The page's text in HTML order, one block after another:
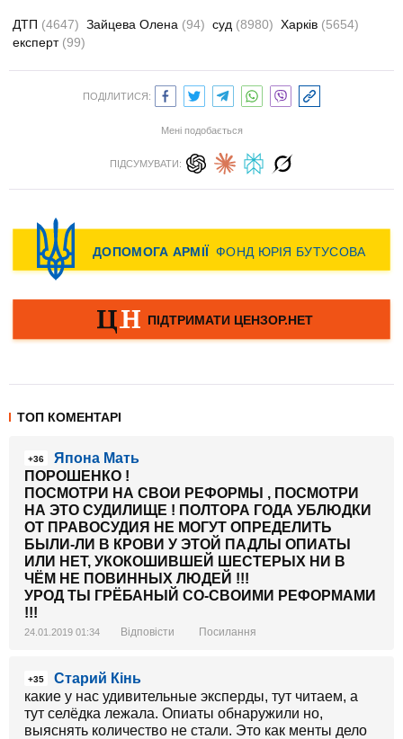
ДТП (4647) Зайцева Олена (94) суд (8980) Харків (5654)
експерт (99)
ПОДІЛИТИСЯ:
Мені подобається
ПІДСУМУВАТИ:
ТОП КОМЕНТАРІ
+36
Япона Мать
ПОРОШЕНКО !
ПОСМОТРИ НА СВОИ РЕФОРМЫ , ПОСМОТРИ
НА ЭТО СУДИЛИЩЕ ! ПОЛТОРА ГОДА УБЛЮДКИ
ОТ ПРАВОСУДИЯ НЕ МОГУТ ОПРЕДЕЛИТЬ
БЫЛИ-ЛИ В КРОВИ У ЭТОЙ ПАДЛЫ ОПИАТЫ
ИЛИ НЕТ, УКОКОШИВШЕЙ ШЕСТЕРЫХ НИ В
ЧЁМ НЕ ПОВИННЫХ ЛЮДЕЙ !!!
УРОД ТЫ ГРЁБАНЫЙ СО-СВОИМИ РЕФОРМАМИ
!!!
24.01.2019 01:34 Відповісти Посилання
+35
Cтарий Кінь
какие у нас удивительные эксперды, тут читаем, а
тут селёдка лежала. Опиаты обнаружили но,
выяснять количество не стали. Это как менты дело